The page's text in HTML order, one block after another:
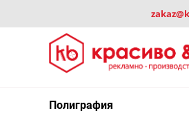
Полиграфия